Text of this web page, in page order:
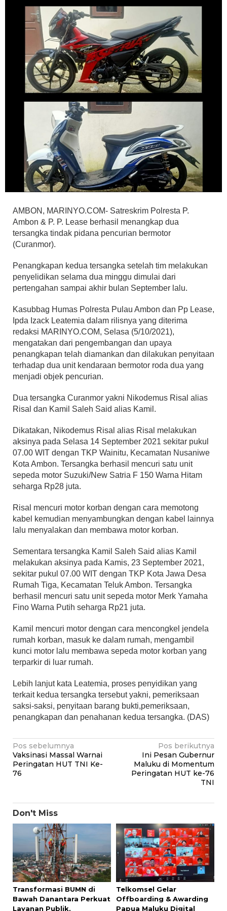
AMBON, MARINYO.COM- Satreskrim Polresta P.
Ambon & P. P. Lease berhasil menangkap dua
tersangka tindak pidana pencurian bermotor
(Curanmor).
Penangkapan kedua tersangka setelah tim melakukan
penyelidikan selama dua minggu dimulai dari
pertengahan sampai akhir bulan September lalu.
Kasubbag Humas Polresta Pulau Ambon dan Pp Lease,
Ipda Izack Leatemia dalam rilisnya yang diterima
redaksi MARINYO.COM, Selasa (5/10/2021),
mengatakan dari pengembangan dan upaya
penangkapan telah diamankan dan dilakukan penyitaan
terhadap dua unit kendaraan bermotor roda dua yang
menjadi objek pencurian.
Dua tersangka Curanmor yakni Nikodemus Risal alias
Risal dan Kamil Saleh Said alias Kamil.
Dikatakan, Nikodemus Risal alias Risal melakukan
aksinya pada Selasa 14 September 2021 sekitar pukul
07.00 WIT dengan TKP Wainitu, Kecamatan Nusaniwe
Kota Ambon. Tersangka berhasil mencuri satu unit
sepeda motor Suzuki/New Satria F 150 Warna Hitam
seharga Rp28 juta.
Risal mencuri motor korban dengan cara memotong
kabel kemudian menyambungkan dengan kabel lainnya
lalu menyalakan dan membawa motor korban.
Sementara tersangka Kamil Saleh Said alias Kamil
melakukan aksinya pada Kamis, 23 September 2021,
sekitar pukul 07.00 WIT dengan TKP Kota Jawa Desa
Rumah Tiga, Kecamatan Teluk Ambon. Tersangka
berhasil mencuri satu unit sepeda motor Merk Yamaha
Fino Warna Putih seharga Rp21 juta.
Kamil mencuri motor dengan cara mencongkel jendela
rumah korban, masuk ke dalam rumah, mengambil
kunci motor lalu membawa sepeda motor korban yang
terparkir di luar rumah.
Lebih lanjut kata Leatemia, proses penyidikan yang
terkait kedua tersangka tersebut yakni, pemeriksaan
saksi-saksi, penyitaan barang bukti,pemeriksaan,
penangkapan dan penahanan kedua tersangka. (DAS)
Navigasi
pos
Pos sebelumnya
Vaksinasi Massal Warnai
Peringatan HUT TNI Ke-
76
Pos berikutnya
Ini Pesan Gubernur
Maluku di Momentum
Peringatan HUT ke-76
TNI
Don't Miss
Transformasi BUMN di
Bawah Danantara Perkuat
Layanan Publik,
Telkomsel Gelar
Offboarding & Awarding
Papua Maluku Digital